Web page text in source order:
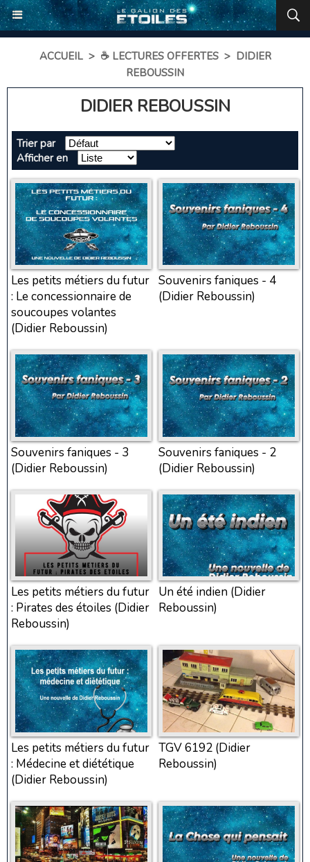
ACCUEIL > ☕ LECTURES OFFERTES > DIDIER
REBOUSSIN
DIDIER REBOUSSIN
Trier par
Afficher en
Les petits métiers du futur
: Le concessionnaire de
soucoupes volantes
(Didier Reboussin)
Souvenirs faniques - 4
(Didier Reboussin)
Souvenirs faniques - 3
(Didier Reboussin)
Souvenirs faniques - 2
(Didier Reboussin)
Les petits métiers du futur
: Pirates des étoiles (Didier
Reboussin)
Un été indien (Didier
Reboussin)
Les petits métiers du futur
: Médecine et diététique
(Didier Reboussin)
TGV 6192 (Didier
Reboussin)